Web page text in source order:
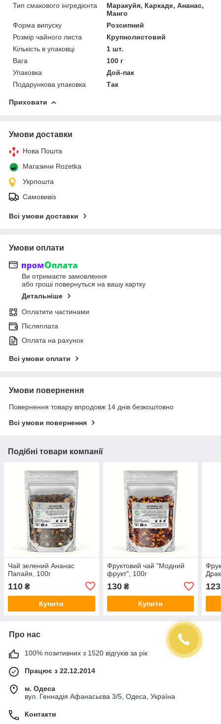
Тип смакового інгредієнта
Маракуйя, Каркаде, Ананас,
Манго
Форма випуску
Розсипний
Розмір чайного листа
Крупнолистовий
Кількість в упаковці
1 шт.
Вага
100 г
Упаковка
Дой-пак
Подарункова упаковка
Так
Приховати
Умови доставки
Нова Пошта
Магазини Rozetka
Укрпошта
Самовивіз
Всі умови доставки
Умови оплати
Ви отримаєте замовлення
або гроші повернуться на вашу картку
Детальніше
Оплатити частинами
Післяплата
Оплата на рахунок
Всі умови оплати
Умови повернення
Повернення товару впродовж 14 днів безкоштовно
Всі умови повернення
Подібні товари компанії
Чай зелений Ананас
Папайя, 100г
110 ₴
Купити
Фруктовий чай "Модний
фрукт", 100г
130₴
Купити
123
Про нас
100% позитивних з 1520 відгуків за рік
Працює з 22.12.2014
м. Одеса
вул. Геннадія Афанасьєва 3/5, Одеса, Україна
Контакти